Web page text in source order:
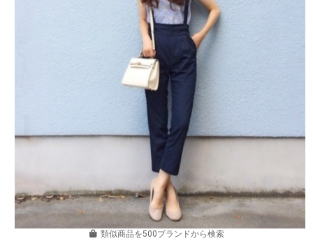
類似商品を500ブランドから検索